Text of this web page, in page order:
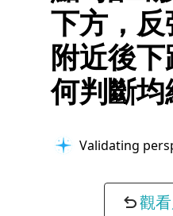
下方，
附近後
何判斷均
Validating
觀